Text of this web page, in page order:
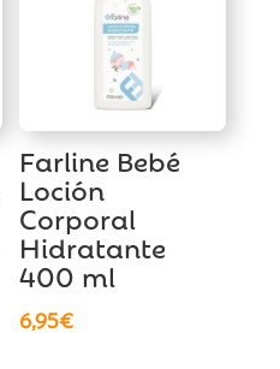
Farline Bebé
Loción
Corporal
Hidratante
400 ml
6,95€